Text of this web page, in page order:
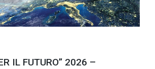
IL FUTURO” 2026 –